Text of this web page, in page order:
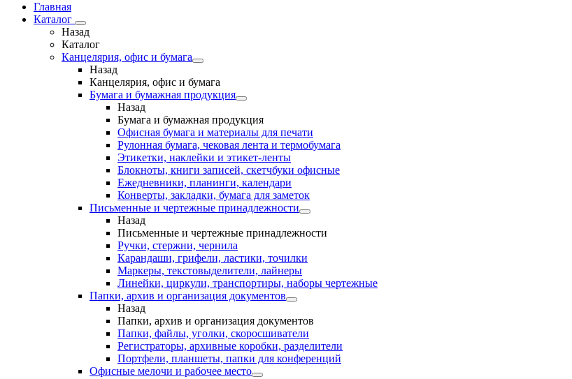
Главная
Каталог
Назад
Каталог
Канцелярия, офис и бумага
Назад
Канцелярия, офис и бумага
Бумага и бумажная продукция
Назад
Бумага и бумажная продукция
Офисная бумага и материалы для печати
Рулонная бумага, чековая лента и термобумага
Этикетки, наклейки и этикет-ленты
Блокноты, книги записей, скетчбуки офисные
Ежедневники, планинги, календари
Конверты, закладки, бумага для заметок
Письменные и чертежные принадлежности
Назад
Письменные и чертежные принадлежности
Ручки, стержни, чернила
Карандаши, грифели, ластики, точилки
Маркеры, текстовыделители, лайнеры
Линейки, циркули, транспортиры, наборы чертежные
Папки, архив и организация документов
Назад
Папки, архив и организация документов
Папки, файлы, уголки, скоросшиватели
Регистраторы, архивные коробки, разделители
Портфели, планшеты, папки для конференций
Офисные мелочи и рабочее место